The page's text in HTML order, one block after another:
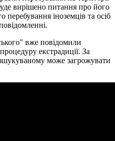
вирішено питання про його
іноземців та осіб
вже повідомили
екстрадиції. За
може загрожувати